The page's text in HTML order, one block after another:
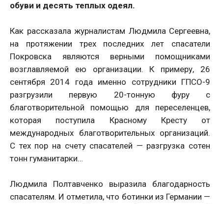
обуви и десять теплых одеял.
Как рассказала журналистам Людмила Сергеевна,
на протяжении трех последних лет спасатели
Покровска являются верными помощниками
возглавляемой ею организации. К примеру, 26
сентября 2014 года именно сотрудники ГПСО-9
разгрузили первую 20-тонную фуру с
благотворительной помощью для переселенцев,
которая поступила Красному Кресту от
международных благотворительных организаций.
С тех пор на счету спасателей — разгрузка сотен
тонн гуманитарки…
Людмила Полтавченко выразила благодарность
спасателям. И отметила, что ботинки из Германии —